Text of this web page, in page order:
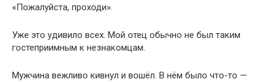
«Пожалуйста, проходи».
Уже это удивило всех. Мой отец обычно не был таким
гостеприимным к незнакомцам.
Мужчина вежливо кивнул и вошёл. В нём было что-то —